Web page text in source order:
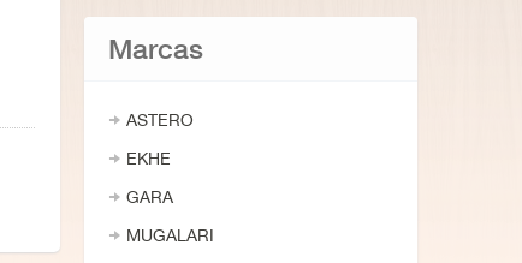
Marcas
ASTERO
EKHE
GARA
MUGALARI